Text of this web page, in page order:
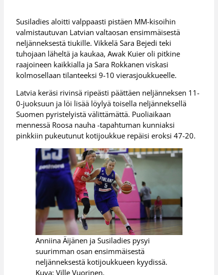
Susiladies aloitti valppaasti pistäen MM-kisoihin
valmistautuvan Latvian valtaosan ensimmäisestä
neljänneksestä tiukille. Vikkelä Sara Bejedi teki
tuhojaan läheltä ja kaukaa, Awak Kuier oli pitkine
raajoineen kaikkialla ja Sara Rokkanen viskasi
kolmosellaan tilanteeksi 9-10 vierasjoukkueelle.
Latvia keräsi rivinsä ripeästi päättäen neljänneksen 11-
0-juoksuun ja löi lisää löylyä toisella neljänneksellä
Suomen pyristelyistä välittämättä. Puoliaikaan
mennessä Roosa nauha -tapahtuman kunniaksi
pinkkiin pukeutunut kotijoukkue repäisi eroksi 47-20.
Anniina Äijänen ja Susiladies pysyi
suurimman osan ensimmäisestä
neljänneksestä kotijoukkueen kyydissä.
Kuva: Ville Vuorinen.